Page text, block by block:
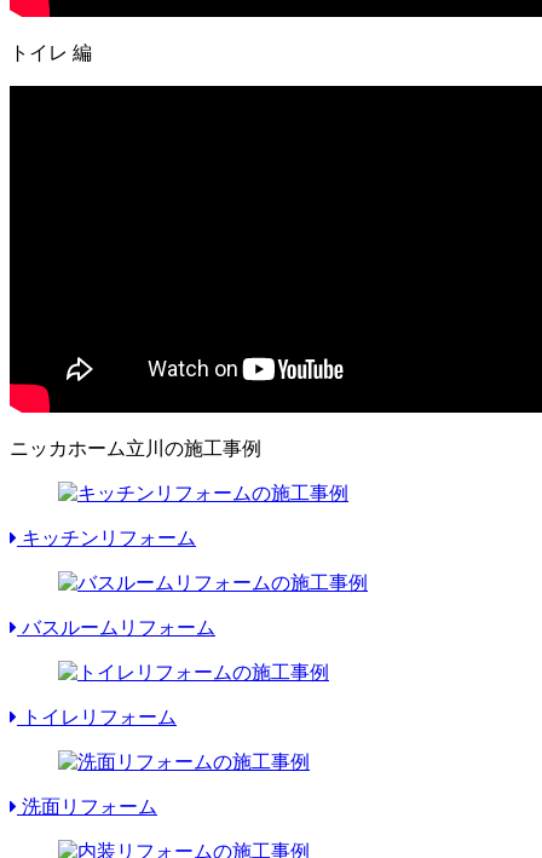
トイレ 編
ニッカホーム立川の施工事例
キッチンリフォーム
バスルームリフォーム
トイレリフォーム
洗面リフォーム